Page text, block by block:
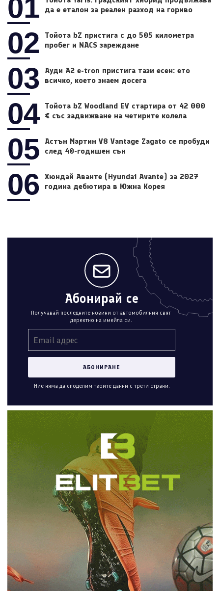
01
да е еталон за реален разход на гориво
02
Тойота bZ пристига с до 505 километра
пробег и NACS зареждане
03
Ауди A2 e-tron пристига тази есен: ето
всичко, което знаем досега
04 Тойота bZ Woodland EV стартира от 42 000
€ със задвижване на четирите колела
05
Астън Мартин V8 Vantage Zagato се пробуди
след 40-годишен сън
06
Хюндай Аванте (Hyundai Avante) за 2027
година дебютира в Южна Корея
Абонирай се
Получавай последните новини от автомобилния свят
деректно на имейла си.
Ние няма да споделим твоите данни с трети страни.